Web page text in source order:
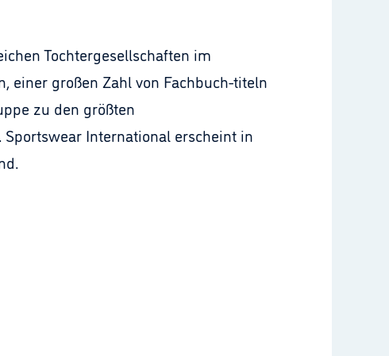
Tochtergesellschaften im
einer großen Zahl von Fachbuch-titeln
zu den größten
International erscheint in